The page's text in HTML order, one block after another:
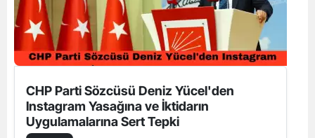
CHP Parti Sözcüsü Deniz Yücel'den
Instagram Yasağına ve İktidarın
Uygulamalarına Sert Tepki